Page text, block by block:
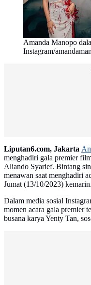
Amanda Manopo
Instagram/
Liputan6.com, Jakarta
menghadiri gala premier
Aliando Syarief. Bintang
menawan saat menghadiri
Jumat (13/10/2023) kemarin.
Dalam media sosial
momen acara gala premier
busana karya Yenty Tan,